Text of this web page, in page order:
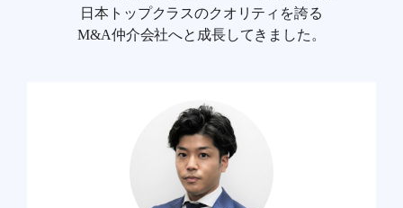
日本トップクラスのクオリティを誇る
M&A仲介会社へと成長してきました。